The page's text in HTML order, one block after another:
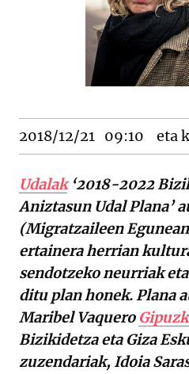
2018/12/21 09:10 eta
Udalak‘2018-2022
Aniztasun Udal Plana’
(Migratzaileen
ertainera herrian
sendotzeko neurriak
ditu plan honek. Plana
Maribel Vaquero
Bizikidetza eta Giza
zuzendariak, Idoia